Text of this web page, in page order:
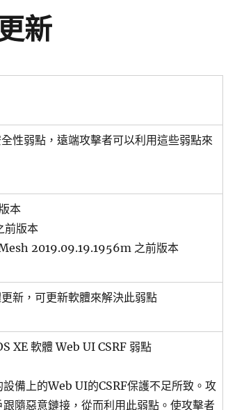
新
性弱點，遠端攻擊者可以利用這些弱點來
本
前版本
2019.09.19.1956m 之前版本
新，可更新軟體來解決此弱點
XE 軟體 Web UI CSRF 弱點
備上的Web UI的CSRF保護不足所致。攻
隨惡意鏈接，從而利用此弱點。使攻擊者